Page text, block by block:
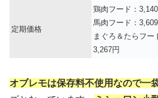
定期価格
鶏肉フード：
馬肉フード：
まぐろ＆たらフー
3,267円
オブレモは保存料不使用なので一